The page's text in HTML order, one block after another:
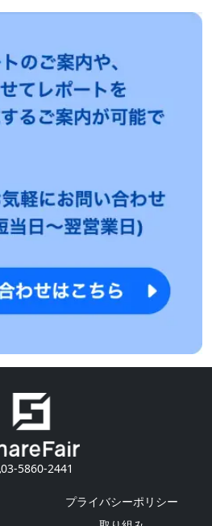
03-5860-2441
プライバシーポリシー